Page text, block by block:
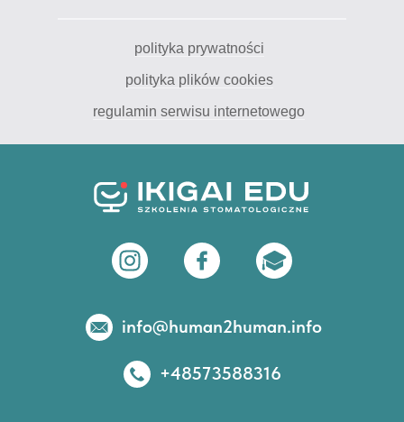
polityka prywatności
polityka plików cookies
regulamin serwisu internetowego
info@human2human.info
+48573588316